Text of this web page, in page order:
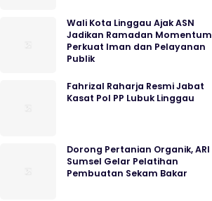
Wali Kota Linggau Ajak ASN
Jadikan Ramadan Momentum
Perkuat Iman dan Pelayanan
Publik
Fahrizal Raharja Resmi Jabat
Kasat Pol PP Lubuk Linggau
Dorong Pertanian Organik, ARI
Sumsel Gelar Pelatihan
Pembuatan Sekam Bakar